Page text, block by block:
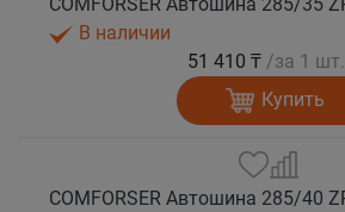
В наличии
51 410 ₸ /за 1 шт.
Купить